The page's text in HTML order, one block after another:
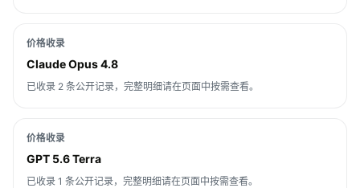
价格收录
Claude Opus 4.8
已收录 2 条公开记录，完整明细请在页面中按需查看。
价格收录
GPT 5.6 Terra
已收录 1 条公开记录，完整明细请在页面中按需查看。